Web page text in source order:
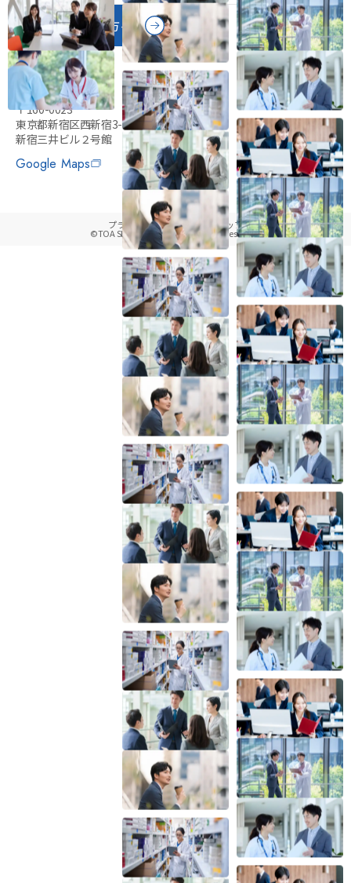
医療関係者の方へ
東亜新薬株式会社
〒160-0023
東京都新宿区西新宿3-2-11
新宿三井ビル２号館
Google Maps
©TOA SHINYAKU CO.,LTD. All rights reserved.
プライバシーポリシーサイトマップ